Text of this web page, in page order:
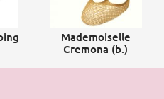
Mademoiselle
Cremona (b.)